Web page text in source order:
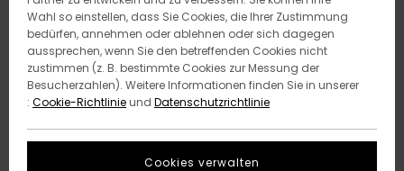
Wahl so einstellen, dass Sie Cookies, die Ihrer Zustimmung
bedürfen, annehmen oder ablehnen oder sich dagegen
aussprechen, wenn Sie den betreffenden Cookies nicht
zustimmen (z. B. bestimmte Cookies zur Messung der
Besucherzahlen). Weitere Informationen finden Sie in unserer
: Cookie-Richtlinieund Datenschutzrichtlinie
Cookies verwalten